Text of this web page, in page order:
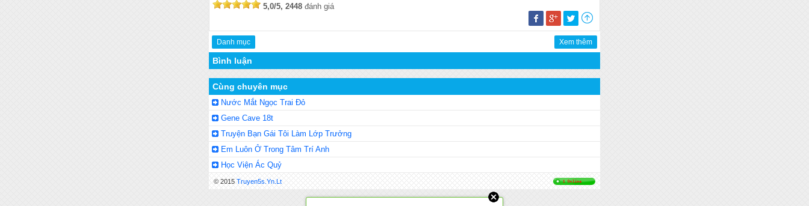
5,0/5, 2448 đánh giá
Danh mục Xem thêm
Bình luận
Cùng chuyên mục
Nước Mắt Ngọc Trai Đỏ
Gene Cave 18t
Truyện Bạn Gái Tôi Làm Lớp Trưởng
Em Luôn Ở Trong Tâm Trí Anh
Học Viện Ác Quỷ
© 2015 Truyen5s.Yn.Lt